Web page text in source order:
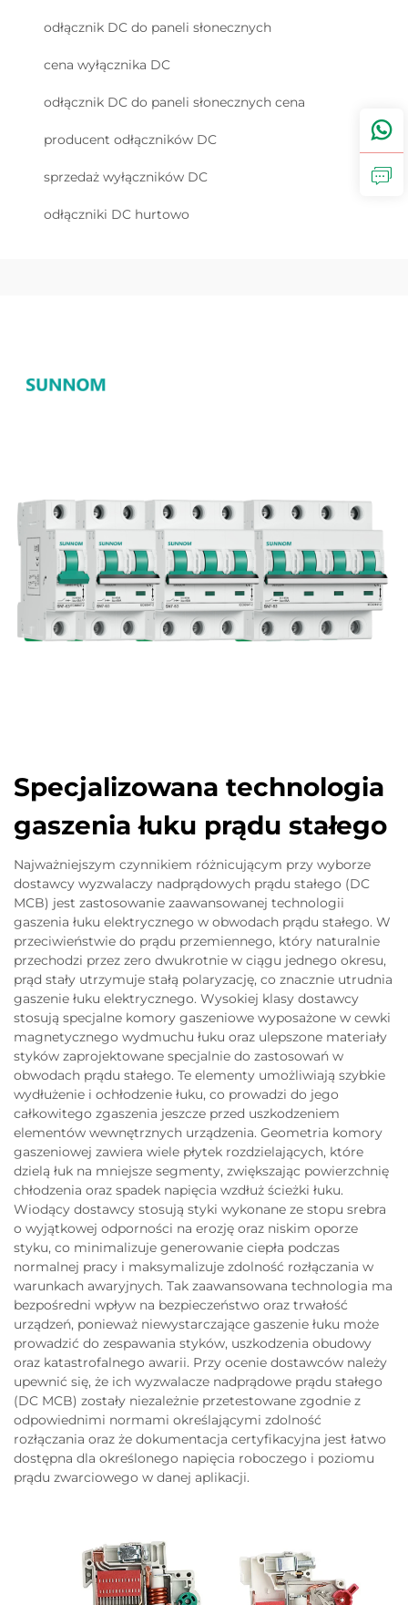
odłącznik DC do paneli słonecznych
cena wyłącznika DC
odłącznik DC do paneli słonecznych cena
producent odłączników DC
sprzedaż wyłączników DC
odłączniki DC hurtowo
Specjalizowana technologia
gaszenia łuku prądu stałego
Najważniejszym czynnikiem różnicującym przy wyborze
dostawcy wyzwalaczy nadprądowych prądu stałego (DC
MCB) jest zastosowanie zaawansowanej technologii
gaszenia łuku elektrycznego w obwodach prądu stałego. W
przeciwieństwie do prądu przemiennego, który naturalnie
przechodzi przez zero dwukrotnie w ciągu jednego okresu,
prąd stały utrzymuje stałą polaryzację, co znacznie utrudnia
gaszenie łuku elektrycznego. Wysokiej klasy dostawcy
stosują specjalne komory gaszeniowe wyposażone w cewki
magnetycznego wydmuchu łuku oraz ulepszone materiały
styków zaprojektowane specjalnie do zastosowań w
obwodach prądu stałego. Te elementy umożliwiają szybkie
wydłużenie i ochłodzenie łuku, co prowadzi do jego
całkowitego zgaszenia jeszcze przed uszkodzeniem
elementów wewnętrznych urządzenia. Geometria komory
gaszeniowej zawiera wiele płytek rozdzielających, które
dzielą łuk na mniejsze segmenty, zwiększając powierzchnię
chłodzenia oraz spadek napięcia wzdłuż ścieżki łuku.
Wiodący dostawcy stosują styki wykonane ze stopu srebra
o wyjątkowej odporności na erozję oraz niskim oporze
styku, co minimalizuje generowanie ciepła podczas
normalnej pracy i maksymalizuje zdolność rozłączania w
warunkach awaryjnych. Tak zaawansowana technologia ma
bezpośredni wpływ na bezpieczeństwo oraz trwałość
urządzeń, ponieważ niewystarczające gaszenie łuku może
prowadzić do zespawania styków, uszkodzenia obudowy
oraz katastrofalnego awarii. Przy ocenie dostawców należy
upewnić się, że ich wyzwalacze nadprądowe prądu stałego
(DC MCB) zostały niezależnie przetestowane zgodnie z
odpowiednimi normami określającymi zdolność
rozłączania oraz że dokumentacja certyfikacyjna jest łatwo
dostępna dla określonego napięcia roboczego i poziomu
prądu zwarciowego w danej aplikacji.